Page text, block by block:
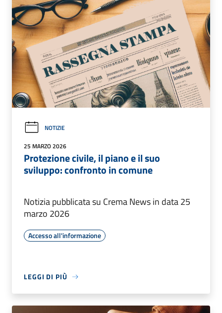
NOTIZIE
25 MARZO 2026
Protezione civile, il piano e il suo
sviluppo: confronto in comune
Notizia pubblicata su Crema News in data 25
marzo 2026
Accesso all'informazione
LEGGI DI PIÙ